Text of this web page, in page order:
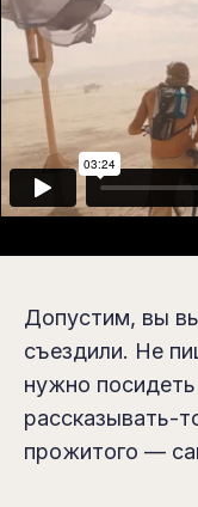
Допустим, вы
съездили. Не
нужно
рассказывать-
прожитого —